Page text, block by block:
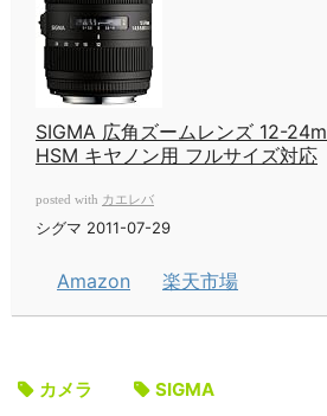
SIGMA 広角ズームレンズ 12-
HSM キヤノン用 フルサイズ対応
posted with カエレバ
シグマ 2011-07-29
Amazon 楽天市場
カメラ SIGMA